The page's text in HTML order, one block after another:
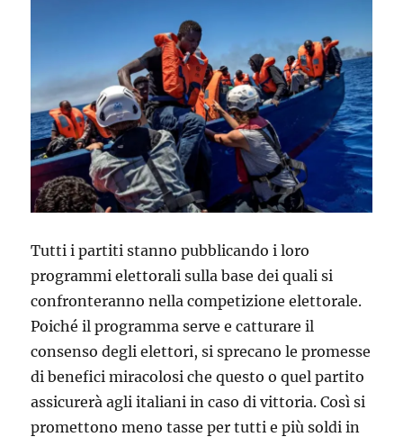
Tutti i partiti stanno pubblicando i loro
programmi elettorali sulla base dei quali si
confronteranno nella competizione elettorale.
Poiché il programma serve e catturare il
consenso degli elettori, si sprecano le promesse
di benefici miracolosi che questo o quel partito
assicurerà agli italiani in caso di vittoria. Così si
promettono meno tasse per tutti e più soldi in